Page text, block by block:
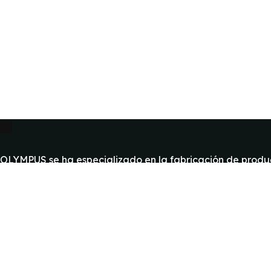
OLYMPUS se ha especializado en la fabricación de